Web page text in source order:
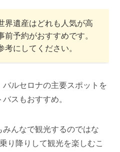
界遺産はどれも人気が高
前予約がおすすめです。
考にしてください。
ルセロナの主要スポットを
スもおすすめ。
んなで観光するのではな
り降りして観光を楽しむこ